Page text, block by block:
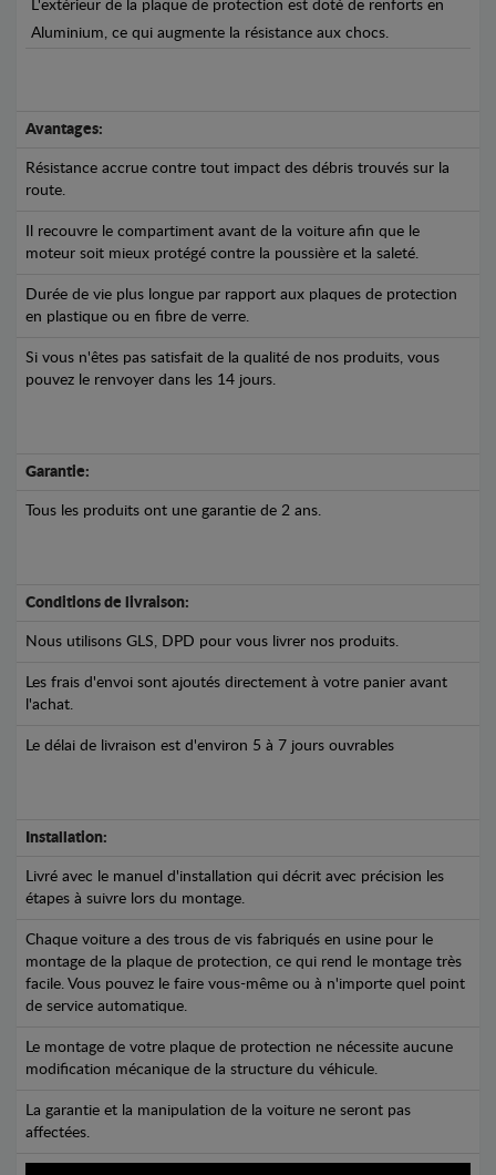
L'extérieur de la plaque de protection est doté de renforts en
Aluminium, ce qui augmente la résistance aux chocs.
Avantages:
Résistance accrue contre tout impact des débris trouvés sur la
route.
Il recouvre le compartiment avant de la voiture afin que le
moteur soit mieux protégé contre la poussière et la saleté.
Durée de vie plus longue par rapport aux plaques de protection
en plastique ou en fibre de verre.
Si vous n'êtes pas satisfait de la qualité de nos produits, vous
pouvez le renvoyer dans les 14 jours.
Garantie:
Tous les produits ont une garantie de 2 ans.
Conditions de livraison:
Nous utilisons GLS, DPD pour vous livrer nos produits.
Les frais d'envoi sont ajoutés directement à votre panier avant
l'achat.
Le délai de livraison est d'environ 5 à 7 jours ouvrables
Installation:
Livré avec le manuel d'installation qui décrit avec précision les
étapes à suivre lors du montage.
Chaque voiture a des trous de vis fabriqués en usine pour le
montage de la plaque de protection, ce qui rend le montage très
facile. Vous pouvez le faire vous-même ou à n'importe quel point
de service automatique.
Le montage de votre plaque de protection ne nécessite aucune
modification mécanique de la structure du véhicule.
La garantie et la manipulation de la voiture ne seront pas
affectées.